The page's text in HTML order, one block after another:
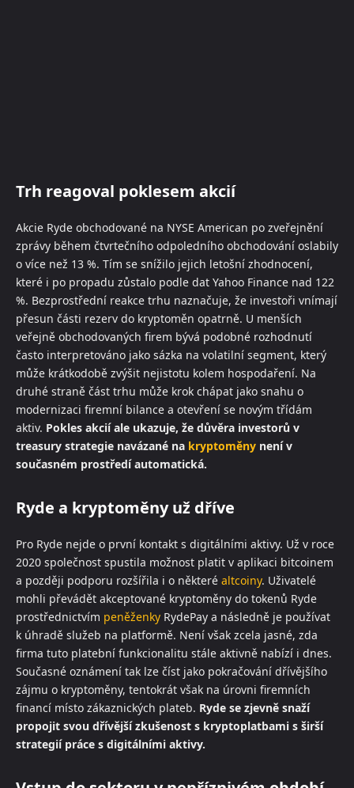
Trh reagoval poklesem akcií
Akcie Ryde obchodované na NYSE American po zveřejnění
zprávy během čtvrtečního odpoledního obchodování oslabily
o více než 13 %. Tím se snížilo jejich letošní zhodnocení,
které i po propadu zůstalo podle dat Yahoo Finance nad 122
%. Bezprostřední reakce trhu naznačuje, že investoři vnímají
přesun části rezerv do kryptoměn opatrně. U menších
veřejně obchodovaných firem bývá podobné rozhodnutí
často interpretováno jako sázka na volatilní segment, který
může krátkodobě zvýšit nejistotu kolem hospodaření. Na
druhé straně část trhu může krok chápat jako snahu o
modernizaci firemní bilance a otevření se novým třídám
aktiv. Pokles akcií ale ukazuje, že důvěra investorů v
treasury strategie navázané na kryptoměny není v
současném prostředí automatická.
Ryde a kryptoměny už dříve
Pro Ryde nejde o první kontakt s digitálními aktivy. Už v roce
2020 společnost spustila možnost platit v aplikaci bitcoinem
a později podporu rozšířila i o některé altcoiny. Uživatelé
mohli převádět akceptované kryptoměny do tokenů Ryde
prostřednictvím peněženky RydePay a následně je používat
k úhradě služeb na platformě. Není však zcela jasné, zda
firma tuto platební funkcionalitu stále aktivně nabízí i dnes.
Současné oznámení tak lze číst jako pokračování dřívějšího
zájmu o kryptoměny, tentokrát však na úrovni firemních
financí místo zákaznických plateb. Ryde se zjevně snaží
propojit svou dřívější zkušenost s kryptoplatbami s širší
strategií práce s digitálními aktivy.